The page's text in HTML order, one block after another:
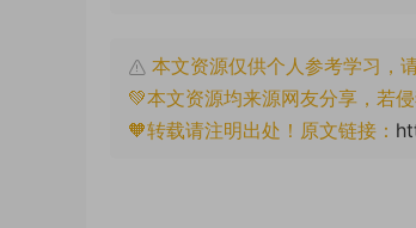
本文资源仅供个人参考学习，
💚本文资源均来源网友分享，若
🧡转载请注明出处！原文链接：